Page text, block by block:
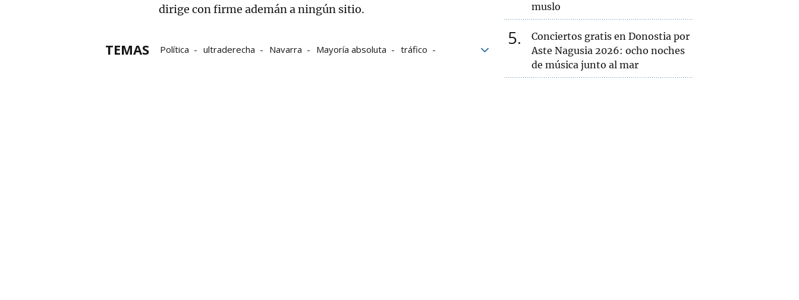
dirige con firme ademán a ningún sitio.
TEMAS Política ultraderecha Navarra Mayoría absoluta
tráfico
muslo
5
Conciertos gratis en Donostia por
Aste Nagusia 2026: ocho noches
de música junto al mar